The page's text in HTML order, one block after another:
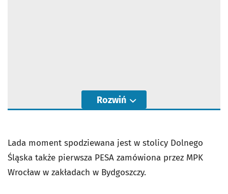
Rozwiń
Lada moment spodziewana jest w stolicy Dolnego
Śląska także pierwsza PESA zamówiona przez MPK
Wrocław w zakładach w Bydgoszczy.